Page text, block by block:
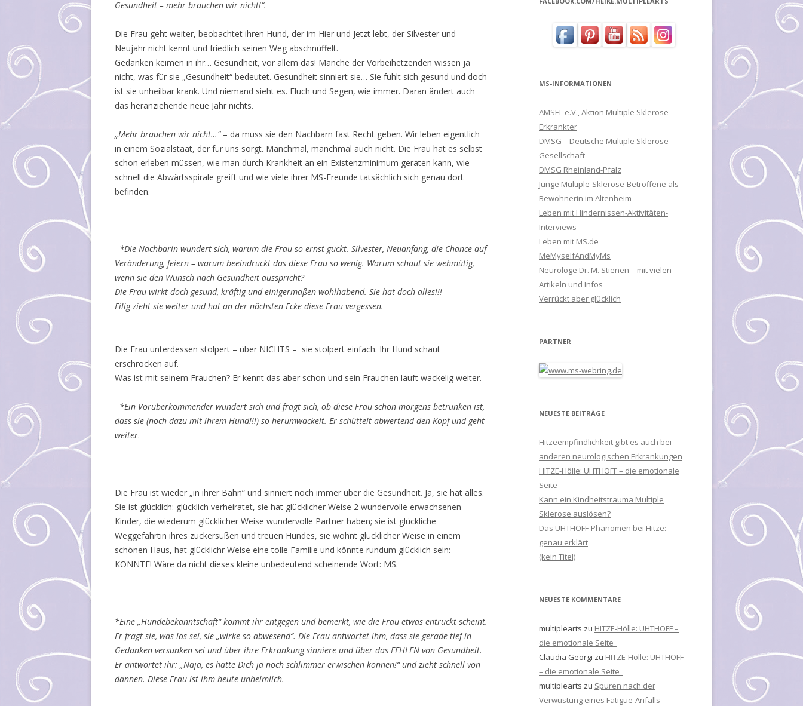
Gesundheit – mehr brauchen wir nicht!“.
Die Frau geht weiter, beobachtet ihren Hund, der im Hier und Jetzt lebt, der Silvester und
Neujahr nicht kennt und friedlich seinen Weg abschnüffelt.
Gedanken keimen in ihr… Gesundheit, vor allem das! Manche der Vorbeihetzenden wissen ja
nicht, was für sie „Gesundheit“ bedeutet. Gesundheit sinniert sie… Sie fühlt sich gesund und doch
ist sie unheilbar krank. Und niemand sieht es. Fluch und Segen, wie immer. Daran ändert auch
das heranziehende neue Jahr nichts.
„Mehr brauchen wir nicht…“– da muss sie den Nachbarn fast Recht geben. Wir leben eigentlich
in einem Sozialstaat, der für uns sorgt. Manchmal, manchmal auch nicht. Die Frau hat es selbst
schon erleben müssen, wie man durch Krankheit an ein Existenzminimum geraten kann, wie
schnell die Abwärtsspirale greift und wie viele ihrer MS-Freunde tatsächlich sich genau dort
befinden.
*Die Nachbarin wundert sich, warum die Frau so ernst guckt. Silvester, Neuanfang, die Chance auf
Veränderung, feiern – warum beeindruckt das diese Frau so wenig. Warum schaut sie wehmütig,
wenn sie den Wunsch nach Gesundheit ausspricht?
Die Frau wirkt doch gesund, kräftig und einigermaßen wohlhabend. Sie hat doch alles!!!
Eilig zieht sie weiter und hat an der nächsten Ecke diese Frau vergessen.
Die Frau unterdessen stolpert – über NICHTS – sie stolpert einfach. Ihr Hund schaut
erschrocken auf.
Was ist mit seinem Frauchen? Er kennt das aber schon und sein Frauchen läuft wackelig weiter.
*Ein Vorüberkommender wundert sich und fragt sich, ob diese Frau schon morgens betrunken ist,
dass sie (noch dazu mit ihrem Hund!!!) so herumwackelt. Er schüttelt abwertend den Kopf und geht
weiter.
Die Frau ist wieder „in ihrer Bahn“ und sinniert noch immer über die Gesundheit. Ja, sie hat alles.
Sie ist glücklich: glücklich verheiratet, sie hat glücklicher Weise 2 wundervolle erwachsenen
Kinder, die wiederum glücklicher Weise wundervolle Partner haben; sie ist glückliche
Weggefährtin ihres zuckersüßen und treuen Hundes, sie wohnt glücklicher Weise in einem
schönen Haus, hat glücklichr Weise eine tolle Familie und könnte rundum glücklich sein:
KÖNNTE! Wäre da nicht dieses kleine unbedeutend scheinende Wort: MS.
*Eine „Hundebekanntschaft“ kommt ihr entgegen und bemerkt, wie die Frau etwas entrückt scheint.
Er fragt sie, was los sei, sie „wirke so abwesend“. Die Frau antwortet ihm, dass sie gerade tief in
Gedanken versunken sei und über ihre Erkrankung sinniere und über das FEHLEN von Gesundheit.
Er antwortet ihr: „Naja, es hätte Dich ja noch schlimmer erwischen können!“ und zieht schnell von
dannen. Diese Frau ist ihm heute unheimlich.
MS-INFORMATIONEN
AMSEL e.V., Aktion Multiple Sklerose
Erkrankter
DMSG – Deutsche Multiple Sklerose
Gesellschaft
DMSG Rheinland-Pfalz
Junge Multiple-Sklerose-Betroffene als
Bewohnerin im Altenheim
Leben mit Hindernissen-Aktivitäten-
Interviews
Leben mit MS.de
MeMyselfAndMyMs
Neurologe Dr. M. Stienen – mit vielen
Artikeln und Infos
Verrückt aber glücklich
PARTNER
NEUESTE BEITRÄGE
Hitzeempfindlichkeit gibt es auch bei
anderen neurologischen Erkrankungen
HITZE-Hölle: UHTHOFF – die emotionale
Seite
Kann ein Kindheitstrauma Multiple
Sklerose auslösen?
Das UHTHOFF-Phänomen bei Hitze:
genau erklärt
(kein Titel)
NEUESTE KOMMENTARE
multiplearts zu HITZE-Hölle: UHTHOFF –
die emotionale Seite
Claudia Georgi zu HITZE-Hölle: UHTHOFF
– die emotionale Seite
multiplearts zu Spuren nach der
Verwüstung eines Fatigue-Anfalls